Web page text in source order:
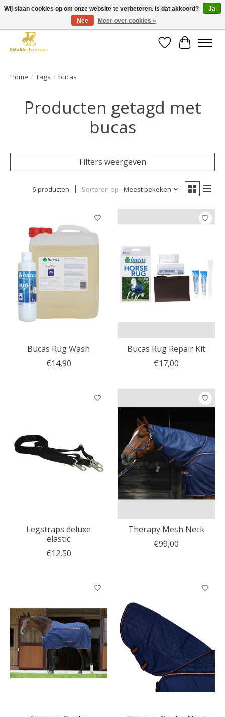
Gratis verzending vanaf €49 op een groot deel van ons assortiment
Verlanglijst
Home / Tags / bucas
Producten getagd met
bucas
Filters weergeven
6 producten Sorteren op Meest bekeken
Bucas Rug Wash
€14,90
Bucas Rug Repair Kit
€17,00
Legstraps deluxe
elastic
€12,50
Therapy Mesh Neck
€99,00
Wij slaan cookies op om onze website te verbeteren. Is dat akkoord?
Ja
Nee
Meer over cookies »